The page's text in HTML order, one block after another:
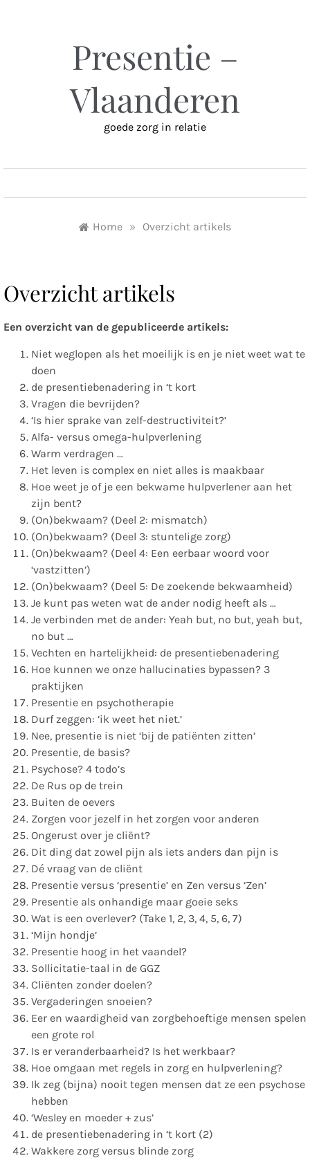
Presentie –
Vlaanderen
goede zorg in relatie
Home » Overzicht artikels
Overzicht artikels
Een overzicht van de gepubliceerde artikels:
Niet weglopen als het moeilijk is en je niet weet wat te
doen
de presentiebenadering in ‘t kort
Vragen die bevrijden?
‘Is hier sprake van zelf-destructiviteit?’
Alfa- versus omega-hulpverlening
Warm verdragen …
Het leven is complex en niet alles is maakbaar
Hoe weet je of je een bekwame hulpverlener aan het
zijn bent?
(On)bekwaam? (Deel 2: mismatch)
(On)bekwaam? (Deel 3: stuntelige zorg)
(On)bekwaam? (Deel 4: Een eerbaar woord voor
‘vastzitten’)
(On)bekwaam? (Deel 5: De zoekende bekwaamheid)
Je kunt pas weten wat de ander nodig heeft als …
Je verbinden met de ander: Yeah but, no but, yeah but,
no but …
Vechten en hartelijkheid: de presentiebenadering
Hoe kunnen we onze hallucinaties bypassen? 3
praktijken
Presentie en psychotherapie
Durf zeggen: ‘ik weet het niet.’
Nee, presentie is niet ‘bij de patiënten zitten’
Presentie, de basis?
Psychose? 4 todo’s
De Rus op de trein
Buiten de oevers
Zorgen voor jezelf in het zorgen voor anderen
Ongerust over je cliënt?
Dit ding dat zowel pijn als iets anders dan pijn is
Dé vraag van de cliënt
Presentie versus ‘presentie’ en Zen versus ‘Zen’
Presentie als onhandige maar goeie seks
Wat is een overlever? (Take 1, 2, 3, 4, 5, 6, 7)
‘Mijn hondje’
Presentie hoog in het vaandel?
Sollicitatie-taal in de GGZ
Cliënten zonder doelen?
Vergaderingen snoeien?
Eer en waardigheid van zorgbehoeftige mensen spelen
een grote rol
Is er veranderbaarheid? Is het werkbaar?
Hoe omgaan met regels in zorg en hulpverlening?
Ik zeg (bijna) nooit tegen mensen dat ze een psychose
hebben
‘Wesley en moeder + zus’
de presentiebenadering in ‘t kort (2)
Wakkere zorg versus blinde zorg